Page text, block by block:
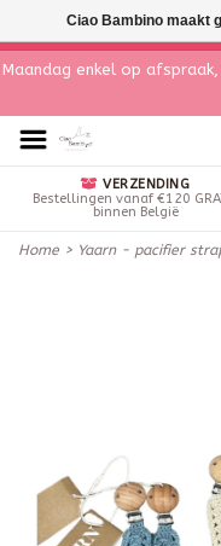
Maandag enkel op
VERZENDING
Bestellingen vanaf €120
binnen België
Home > Yaarn - pacifier
Ciao Bambino maakt